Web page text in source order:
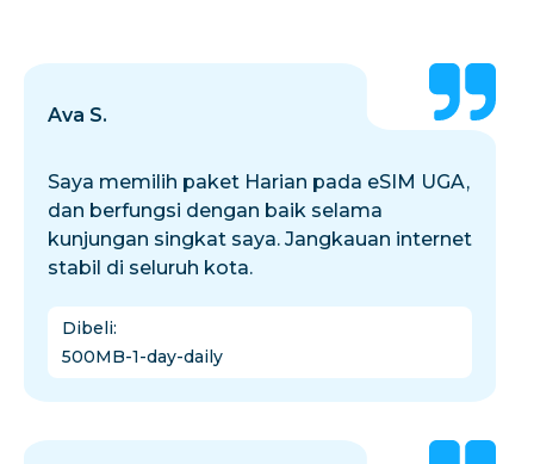
Ava S.
Saya memilih paket Harian pada eSIM UGA,
dan berfungsi dengan baik selama
kunjungan singkat saya. Jangkauan internet
stabil di seluruh kota.
Dibeli:
500MB-1-day-daily